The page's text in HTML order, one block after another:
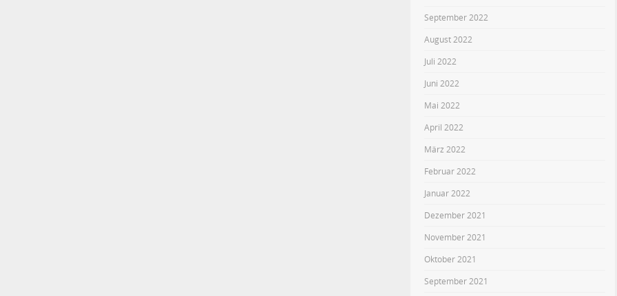
September 2022
August 2022
Juli 2022
Juni 2022
Mai 2022
April 2022
März 2022
Februar 2022
Januar 2022
Dezember 2021
November 2021
Oktober 2021
September 2021